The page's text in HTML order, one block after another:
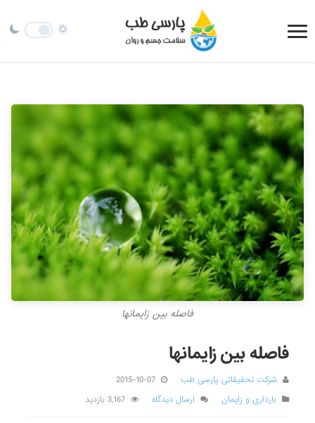
فاصله بين زايمانها
فاصله بین زایمانها
شرکت تحقیقاتی پارسی طب
2015-10-07
بارداری و زایمان
ارسال دیدگاه 3,167 بازدید